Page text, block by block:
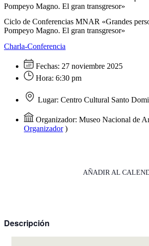
Pompeyo Magno. El gran transgresor»
Ciclo de Conferencias MNAR «Grandes
Pompeyo Magno. El gran transgresor»
Charla-Conferencia
Fechas: 27 noviembre 2025
Hora: 6:30 pm
Lugar: Centro Cultural Santo
Organizador: Museo Nacional de
Organizador)
AÑADIR AL
Descripción